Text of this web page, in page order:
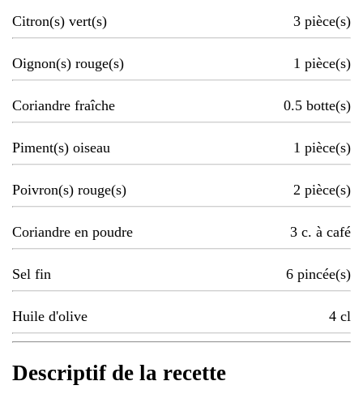
Citron(s) vert(s) 3 pièce(s)
Oignon(s) rouge(s) 1 pièce(s)
Coriandre fraîche 0.5 botte(s)
Piment(s) oiseau 1 pièce(s)
Poivron(s) rouge(s) 2 pièce(s)
Coriandre en poudre 3 c. à café
Sel fin 6 pincée(s)
Huile d'olive 4 cl
Descriptif de la recette